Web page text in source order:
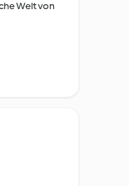
Welt von